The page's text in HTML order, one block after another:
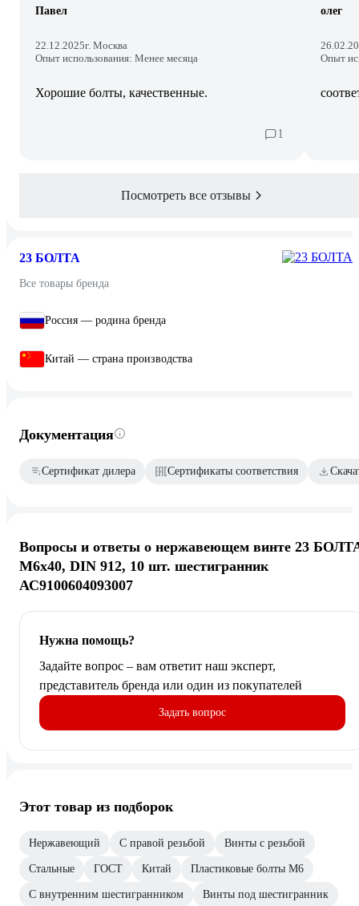
Павел
22.12.2025г. Москва
Опыт использования: Менее месяца
Хорошие болты, качественные.
1
олег
Опыт
Посмотреть все отзывы
23 БОЛТА
Все товары бренда
Россия — родина бренда
Китай — страна производства
Документация
Сертификат дилера Сертификаты соответствия
Вопросы и ответы о нержавеющем винте 23
М6x40, DIN 912, 10 шт. шестигранник
АС9100604093007
Нужна помощь?
Задайте вопрос – вам ответит наш эксперт,
представитель бренда или один из покупателей
Задать вопрос
Этот товар из подборок
Нержавеющий С правой резьбой Винты с резьбой
Стальные ГОСТ Китай Пластиковые болты М6
С внутренним шестигранником Винты под шестигранник